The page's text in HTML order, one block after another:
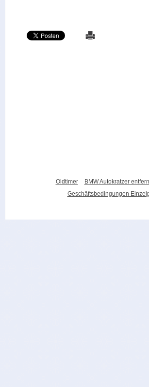
Oldtimer BMW Autokratzer
Geschäftsbedingungen